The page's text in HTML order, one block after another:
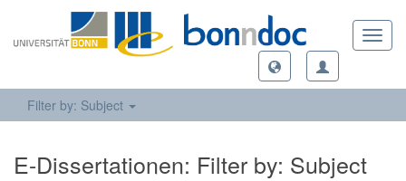
Filter by: Subject
E-Dissertationen: Filter by: Subject